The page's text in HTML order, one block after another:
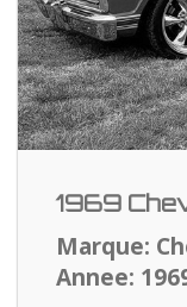
1969
Marque:
Annee: